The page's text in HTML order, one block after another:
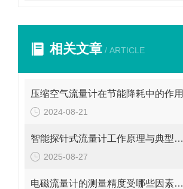
相关文章 / ARTICLE
压缩空气流量计在节能降耗中的作用
2024-08-21
智能探针式流量计工作原理与典型应用
2025-08-27
电磁流量计的测量精度受哪些因素影响?